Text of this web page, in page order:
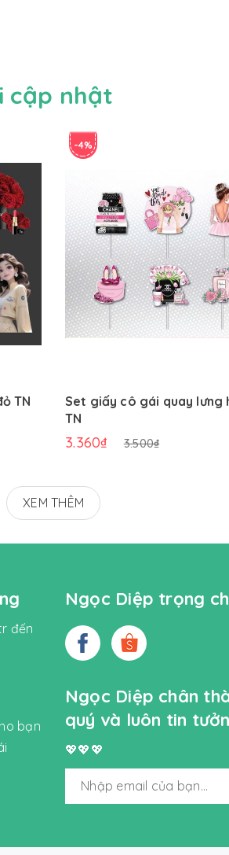
cập nhật
TN
-4%
Set giấy cô gái quay lưng
TN
3.360₫ 3.500₫
XEM THÊM
đến
bạn
Ngọc Diệp trọng
Ngọc Diệp chân
quý và luôn tin
💖💖💖